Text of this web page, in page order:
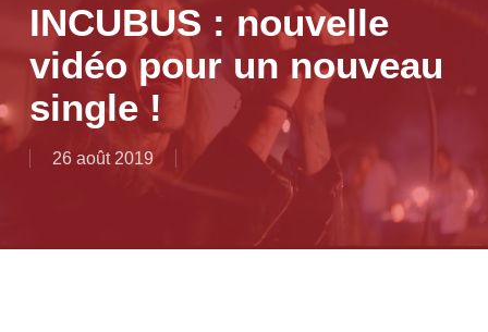
INCUBUS : nouvelle
vidéo pour un nouveau
single !
26 août 2019